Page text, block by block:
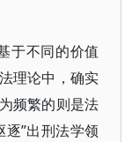
于不同的价值
理论中，确实
频繁的则是法
”出刑法学领